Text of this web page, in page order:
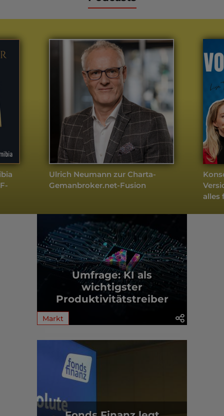
Ulrich Neumann zur Charta-
Gemanbroker.net-Fusion
alles
weitere Podcasts
Köpfe / Unternehmen- Aktuell
Umfrage: KI als
wichtigster
Produktivitätstreiber
Markt